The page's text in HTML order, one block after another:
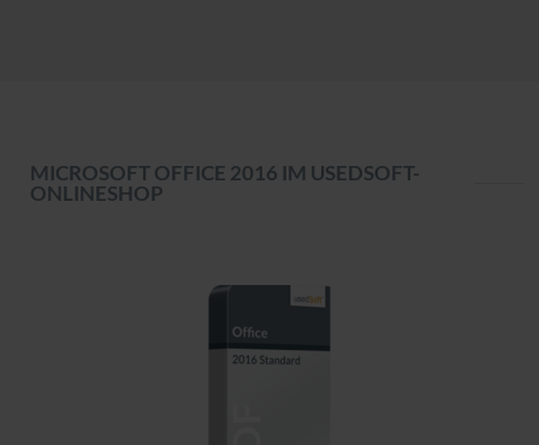
MICROSOFT OFFICE 2016 IM USEDSOFT-
ONLINESHOP